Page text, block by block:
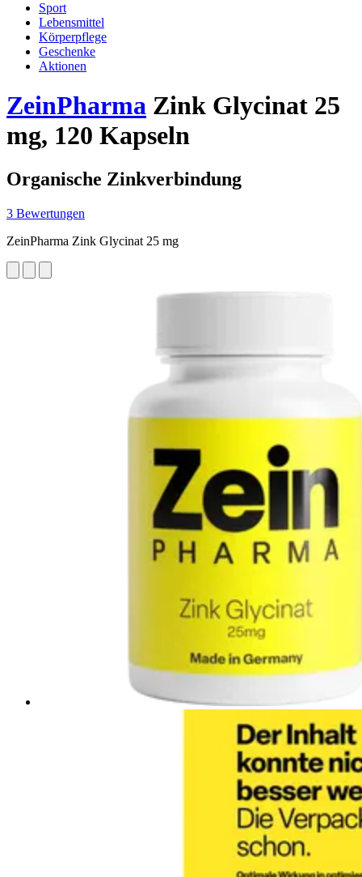
Sport
Lebensmittel
Körperpflege
Geschenke
Aktionen
ZeinPharma Zink Glycinat 25
mg, 120 Kapseln
Organische Zinkverbindung
3 Bewertungen
ZeinPharma Zink Glycinat 25 mg